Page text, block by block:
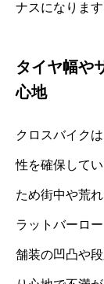
ナスになります
タイヤ幅や
心地
クロスバイク
性を確保して
ため街中や荒
ラットバーロ
舗装の凹凸や